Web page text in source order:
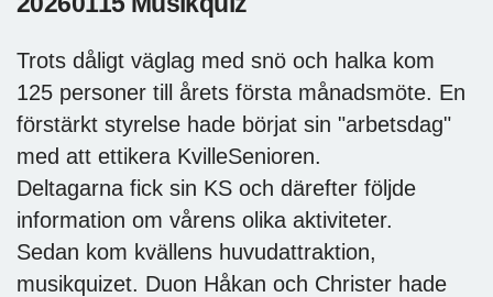
Trots dåligt väglag med snö och halka kom
125 personer till årets första månadsmöte. En
förstärkt styrelse hade börjat sin "arbetsdag"
med att ettikera KvilleSenioren.
Deltagarna fick sin KS och därefter följde
information om vårens olika aktiviteter.
Sedan kom kvällens huvudattraktion,
musikquizet. Duon Håkan och Christer hade